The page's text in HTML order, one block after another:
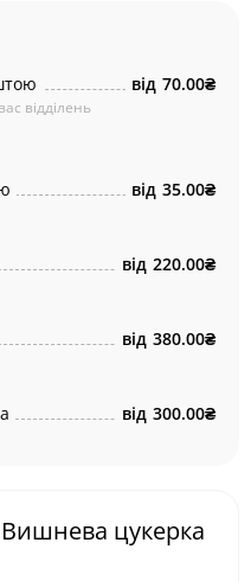
відділень
від 70.00₴
від 35.00₴
від 220.00₴
від 380.00₴
від 300.00₴
цукерка